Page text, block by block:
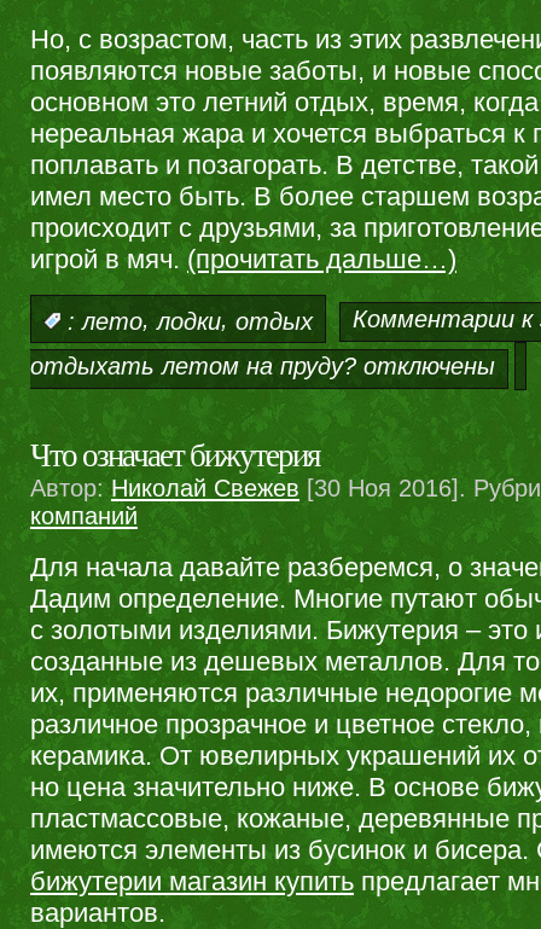
Но, с возрастом, часть из этих
появляются новые заботы, и новые
основном это летний отдых, время,
нереальная жара и хочется выбраться к
поплавать и позагорать. В детстве,
имел место быть. В более старшем
происходит с друзьями, за
игрой в мяч. (прочитать дальше…)
: лето, лодки, отдых Комментарии к
отдыхать летом на пруду? отключены
Что означает бижутерия
Автор:Николай Свежев [30 Ноя 2016].
компаний
Для начала давайте разберемся, о
Дадим определение. Многие путают
с золотыми изделиями. Бижутерия – это
созданные из дешевых металлов. Для
их, применяются различные недорогие
различное прозрачное и цветное
керамика. От ювелирных украшений их
но цена значительно ниже. В основе
пластмассовые, кожаные, деревянные
имеются элементы из бусинок и бисера.
бижутерии магазин купить предлагает
вариантов.